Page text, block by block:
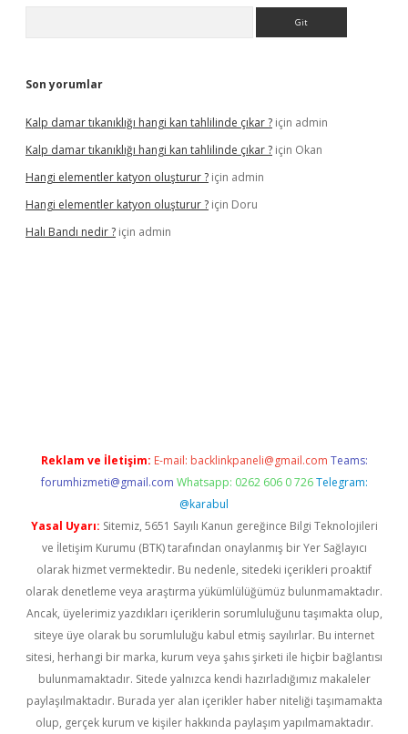
Son yorumlar
Kalp damar tıkanıklığı hangi kan tahlilinde çıkar ? için admin
Kalp damar tıkanıklığı hangi kan tahlilinde çıkar ? için Okan
Hangi elementler katyon oluşturur ? için admin
Hangi elementler katyon oluşturur ? için Doru
Halı Bandı nedir ? için admin
Reklam ve İletişim: E-mail: backlinkpaneli@gmail.com Teams:
forumhizmeti@gmail.com Whatsapp: 0262 606 0 726 Telegram:
@karabul
Yasal Uyarı: Sitemiz, 5651 Sayılı Kanun gereğince Bilgi Teknolojileri
ve İletişim Kurumu (BTK) tarafından onaylanmış bir Yer Sağlayıcı
olarak hizmet vermektedir. Bu nedenle, sitedeki içerikleri proaktif
olarak denetleme veya araştırma yükümlülüğümüz bulunmamaktadır.
Ancak, üyelerimiz yazdıkları içeriklerin sorumluluğunu taşımakta olup,
siteye üye olarak bu sorumluluğu kabul etmiş sayılırlar. Bu internet
sitesi, herhangi bir marka, kurum veya şahıs şirketi ile hiçbir bağlantısı
bulunmamaktadır. Sitede yalnızca kendi hazırladığımız makaleler
paylaşılmaktadır. Burada yer alan içerikler haber niteliği taşımamakta
olup, gerçek kurum ve kişiler hakkında paylaşım yapılmamaktadır.